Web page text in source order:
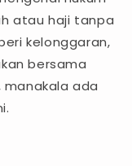
atau haji tanpa
kelonggaran,
bersama
ada